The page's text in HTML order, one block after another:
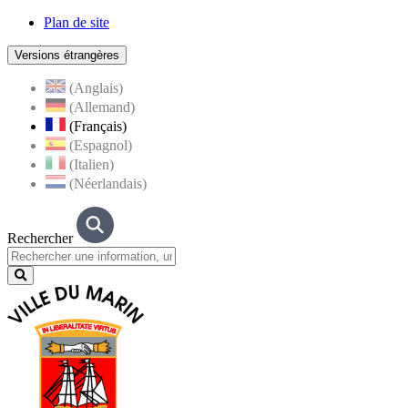
Plan de site
Versions étrangères
(Anglais)
(Allemand)
(Français)
(Espagnol)
(Italien)
(Néerlandais)
Rechercher
Lancer
la
recherche